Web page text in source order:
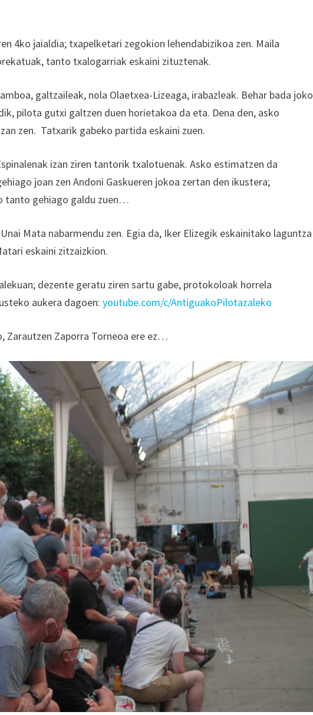
4ko jaialdia; txapelketari zegokion lehendabizikoa zen. Maila
tanto txalogarriak eskaini zituztenak.
galtzaileak, nola Olaetxea-Lizeaga, irabazleak. Behar bada joko
pilota gutxi galtzen duen horietakoa da eta. Dena den, asko
zen. Tatxarik gabeko partida eskaini zuen.
izan ziren tantorik txalotuenak. Asko estimatzen da
joan zen Andoni Gaskueren jokoa zertan den ikustera;
tanto gehiago galdu zuen…
Mata nabarmendu zen. Egia da, Iker Elizegik eskainitako laguntza
eskaini zitzaizkion.
dezente geratu ziren sartu gabe, protokoloak horrela
aukera dagoen:youtube.com/c/AntiguakoPilotazaleko
Zarautzen Zaporra Torneoa ere ez…